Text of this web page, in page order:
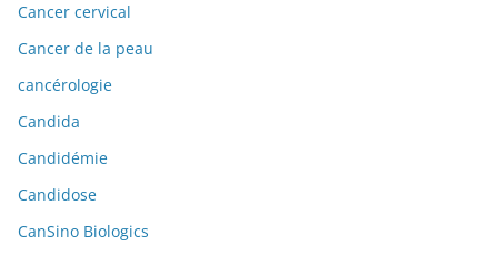
Cancer cervical
Cancer de la peau
cancérologie
Candida
Candidémie
Candidose
CanSino Biologics